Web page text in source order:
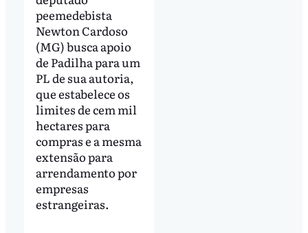
peemedebista
Newton Cardoso
(MG) busca apoio
de Padilha para um
PL de sua autoria,
que estabelece os
limites de cem mil
hectares para
compras e a mesma
extensão para
arrendamento por
empresas
estrangeiras.